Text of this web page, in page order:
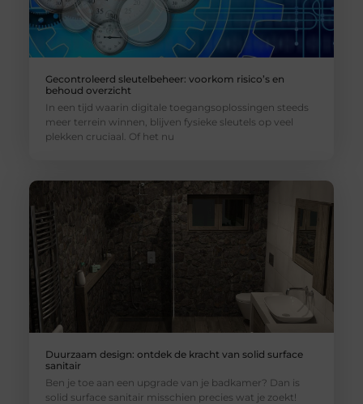
Gecontroleerd sleutelbeheer: voorkom risico’s en
behoud overzicht
In een tijd waarin digitale toegangsoplossingen steeds
meer terrein winnen, blijven fysieke sleutels op veel
plekken cruciaal. Of het nu
Duurzaam design: ontdek de kracht van solid surface
sanitair
Ben je toe aan een upgrade van je badkamer? Dan is
solid surface sanitair misschien precies wat je zoekt!